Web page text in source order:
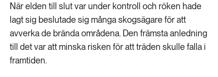
När elden till slut var under kontroll och röken hade
lagt sig beslutade sig många skogsägare för att
avverka de brända områdena. Den främsta anledning
till det var att minska risken för att träden skulle falla i
framtiden.